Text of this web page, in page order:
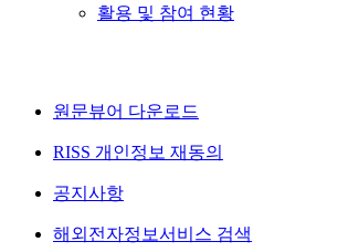
활용 및 참여 현황
원문뷰어 다운로드
RISS 개인정보 재동의
공지사항
해외전자정보서비스 검색